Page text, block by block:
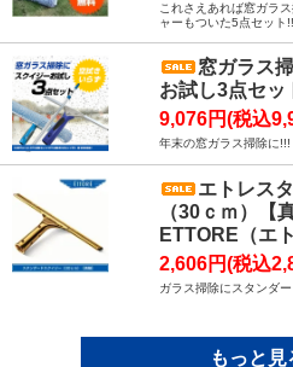
これさえあれば窓ガラ
ャーもついた5点セット
窓ガラス
お試し3点セッ
9,076円(税込
年末の窓ガラス掃除に
エトレス
（30ｃｍ）【
ETTORE（エト
2,606円(税込
ガラス掃除にスタンダ
もっと